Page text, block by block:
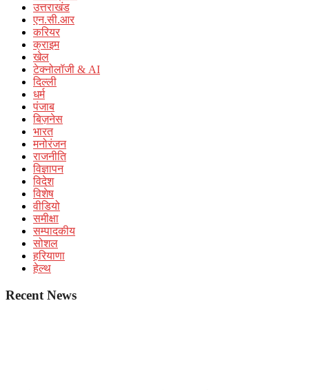
उत्तराखंड
एन.सी.आर
करियर
क्राइम
खेल
टेक्नोलॉजी & AI
दिल्ली
धर्म
पंजाब
बिज़नेस
भारत
मनोरंजन
राजनीति
विज्ञापन
विदेश
विशेष
वीडियो
समीक्षा
सम्पादकीय
सोशल
हरियाणा
हेल्थ
Recent News